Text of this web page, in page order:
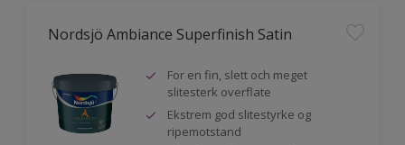
Nordsjö Ambiance Superfinish Satin
For en fin, slett och meget
slitesterk overflate
Ekstrem god slitestyrke og
ripemotstand